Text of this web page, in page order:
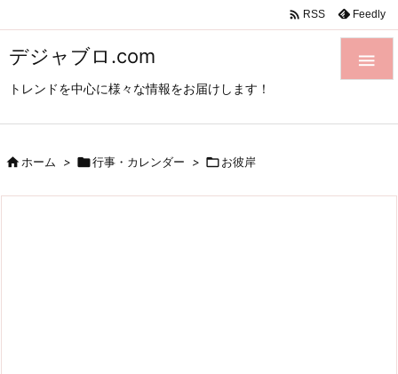
デジャブロ.com
トレンドを中心に様々な情報をお届けします！

 RSS Feedly
ホーム > 行事・カレンダー > お彼岸